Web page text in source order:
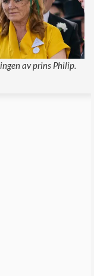
av prins Philip.